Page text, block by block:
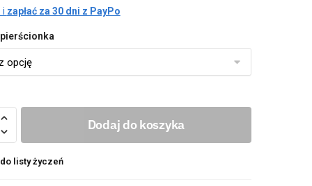
i zapłać za 30 dni z PayPo
Dodaj do koszyka
listy życzeń